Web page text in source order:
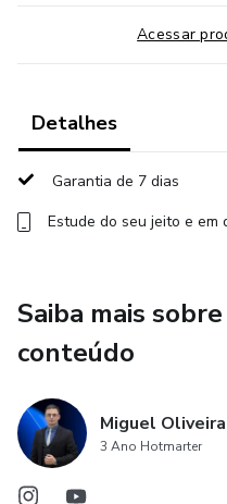
Acessar
Detalhes
Garantia de 7 dias
Estude do seu jeito e em
Saiba mais
conteúdo
Miguel
3 Ano Hotmarter